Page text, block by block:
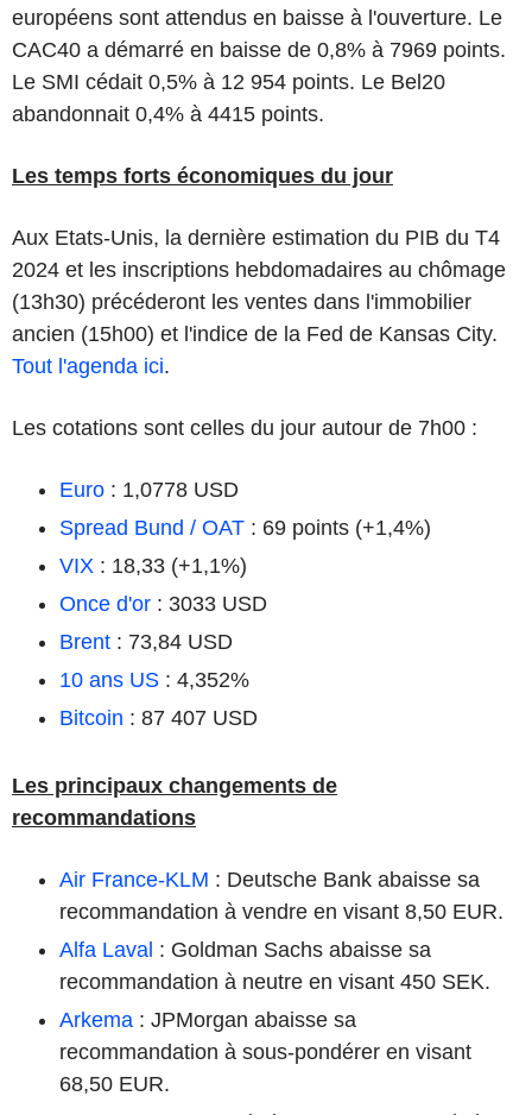
européens sont attendus en baisse à l'ouverture. Le
CAC40 a démarré en baisse de 0,8% à 7969 points.
Le SMI cédait 0,5% à 12 954 points. Le Bel20
abandonnait 0,4% à 4415 points.
Les temps forts économiques du jour
Aux Etats-Unis, la dernière estimation du PIB du T4
2024 et les inscriptions hebdomadaires au chômage
(13h30) précéderont les ventes dans l'immobilier
ancien (15h00) et l'indice de la Fed de Kansas City.
Tout l'agenda ici.
Les cotations sont celles du jour autour de 7h00 :
Euro : 1,0778 USD
Spread Bund / OAT : 69 points (+1,4%)
VIX : 18,33 (+1,1%)
Once d'or : 3033 USD
Brent : 73,84 USD
10 ans US : 4,352%
Bitcoin : 87 407 USD
Les principaux changements de
recommandations
Air France-KLM : Deutsche Bank abaisse sa
recommandation à vendre en visant 8,50 EUR.
Alfa Laval : Goldman Sachs abaisse sa
recommandation à neutre en visant 450 SEK.
Arkema : JPMorgan abaisse sa
recommandation à sous-pondérer en visant
68,50 EUR.